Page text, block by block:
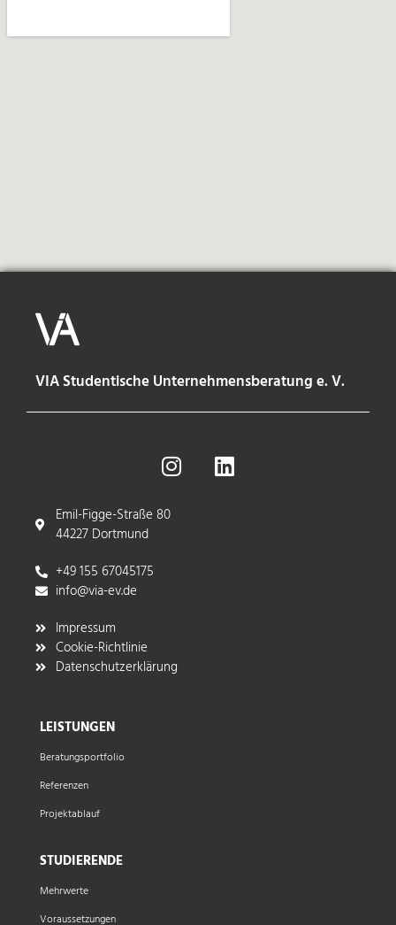
VIA Studentische Unternehmensberatung e. V.
Emil-Figge-Straße 80
44227 Dortmund
+49 155 67045175
info@via-ev.de​
Impressum
Cookie-Richtlinie
Datenschutzerklärung
LEISTUNGEN
Beratungsportfolio
Referenzen
Projektablauf
STUDIERENDE
Mehrwerte
Voraussetzungen